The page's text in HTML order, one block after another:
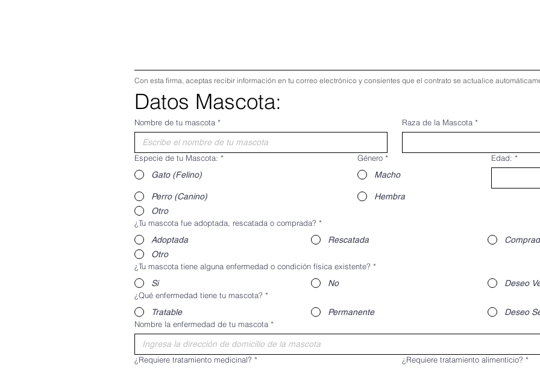
Con esta firma, aceptas recibir información en tu correo electrónico y consientes que el contrato se actualice
Datos Mascota:
Nombre de tu mascota * Raza de la Mascota *
Especie de tu Mascota: *
Gato (Felino)
Perro (Canino)
Otro
Género *
Macho
Hembra
Edad: *
¿Tu mascota fue adoptada, rescatada o comprada? *
Adoptada
Rescatada
Otro
¿Tu mascota tiene alguna enfermedad o condición física existente? *
Si
No
Deseo
¿Qué enfermedad tiene tu mascota? *
Tratable
Permanente
Deseo
Nombre la enfermedad de tu mascota *
¿Requiere tratamiento medicinal? *
¿Requiere tratamiento alimenticio? *